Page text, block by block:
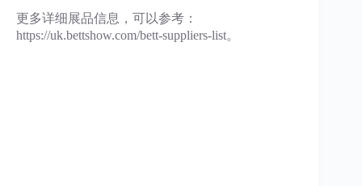
更多详细展品信息，可以参考：
https://uk.bettshow.com/bett-suppliers-list。